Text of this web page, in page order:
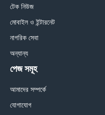
টেক নিউজ
মোবাইল ও ইন্টারনেট
নাগরিক সেবা
অন্যান্য
পেজ সমূহ
আমাদের সম্পর্কে
যোগাযোগ